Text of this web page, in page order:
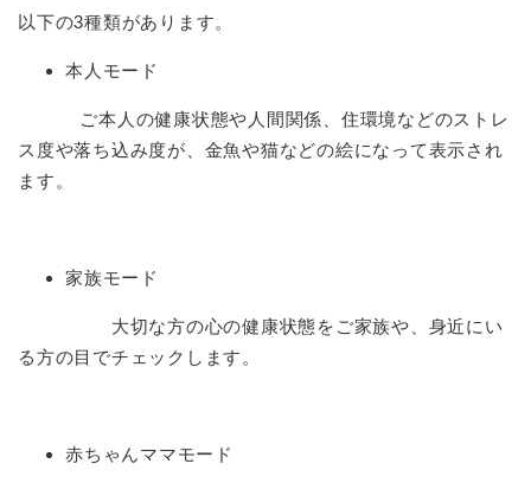
以下の3種類があります。
本人モード
ご本人の健康状態や人間関係、住環境などのストレ
ス度や落ち込み度が、金魚や猫などの絵になって表示され
ます。
家族モード
大切な方の心の健康状態をご家族や、身近にい
る方の目でチェックします。
赤ちゃんママモード